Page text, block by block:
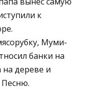
к
Myми-
банки на
дереве и